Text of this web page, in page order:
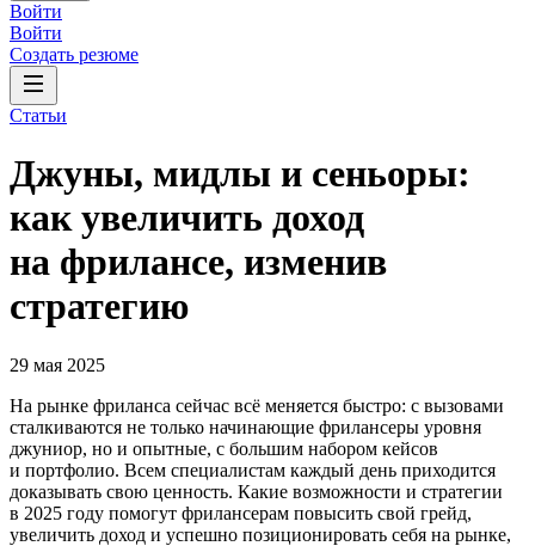
Войти
Войти
Создать резюме
Статьи
Джуны, мидлы и сеньоры:
как увеличить доход
на фрилансе, изменив
стратегию
29 мая 2025
На рынке фриланса сейчас всё меняется быстро: с вызовами
сталкиваются не только начинающие фрилансеры уровня
джуниор, но и опытные, с большим набором кейсов
и портфолио. Всем специалистам каждый день приходится
доказывать свою ценность. Какие возможности и стратегии
в 2025 году помогут фрилансерам повысить свой грейд,
увеличить доход и успешно позиционировать себя на рынке,